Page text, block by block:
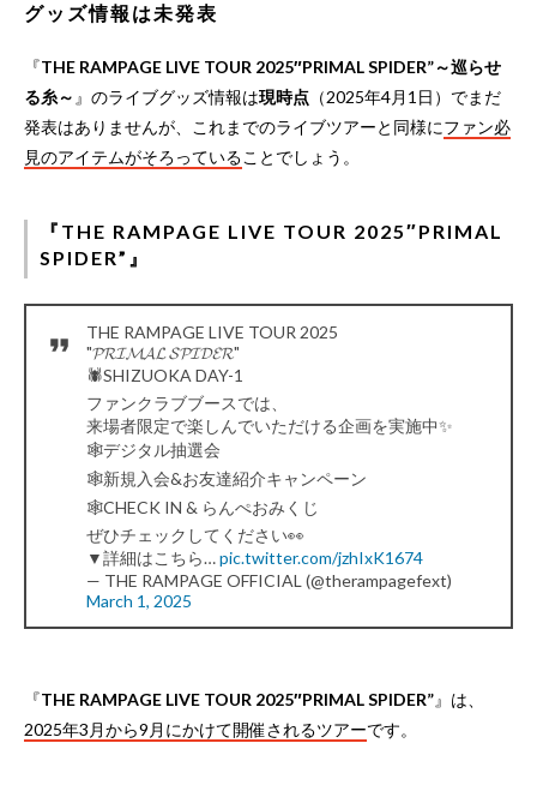
グッズ情報は未発表
『THE RAMPAGE LIVE TOUR 2025″PRIMAL SPIDER”～巡らせ
る糸～ 』のライブグッズ情報は現時点 （2025年4月1日）でまだ
発表はありませんが、これまでのライブツアーと同様にファン必
見のアイテムがそろっていることでしょう。
『THE RAMPAGE LIVE TOUR 2025″PRIMAL
SPIDER”』
THE RAMPAGE LIVE TOUR 2025
"𝓟𝓡𝓘𝓜𝓐𝓛 𝓢𝓟𝓘𝓓𝓔𝓡"
🕷️SHIZUOKA DAY-1
ファンクラブブースでは、
来場者限定で楽しんでいただける企画を実施中✨
🕸️デジタル抽選会
🕸️新規入会&お友達紹介キャンペーン
🕸️CHECK IN & らんぺおみくじ
ぜひチェックしてください👀
▼詳細はこちら…pic.twitter.com/jzhIxK1674
— THE RAMPAGE OFFICIAL (@therampagefext)
March 1, 2025
『THE RAMPAGE LIVE TOUR 2025″PRIMAL SPIDER”』は、
2025年3月から9月にかけて開催されるツアーです。